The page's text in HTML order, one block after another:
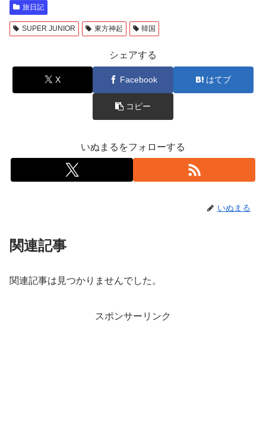
旅日記
SUPER JUNIOR 東方神起 韓国
シェアする
X Facebook はてブ
コピー
いぬまるをフォローする
いぬまる
関連記事
関連記事は見つかりませんでした。
スポンサーリンク